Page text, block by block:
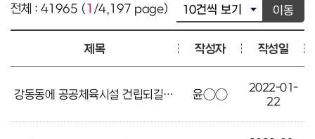
이동
전체 : 41965 (1/4,197 page)
제목 작성자 작성일
강동동에 공공체육시설 건립되길 건의합니다 윤○○
2022-01-
22